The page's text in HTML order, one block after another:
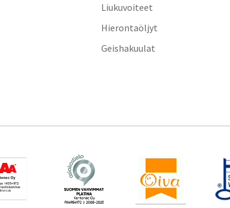
Liukuvoiteet
Hierontaöljyt
Geishakuulat